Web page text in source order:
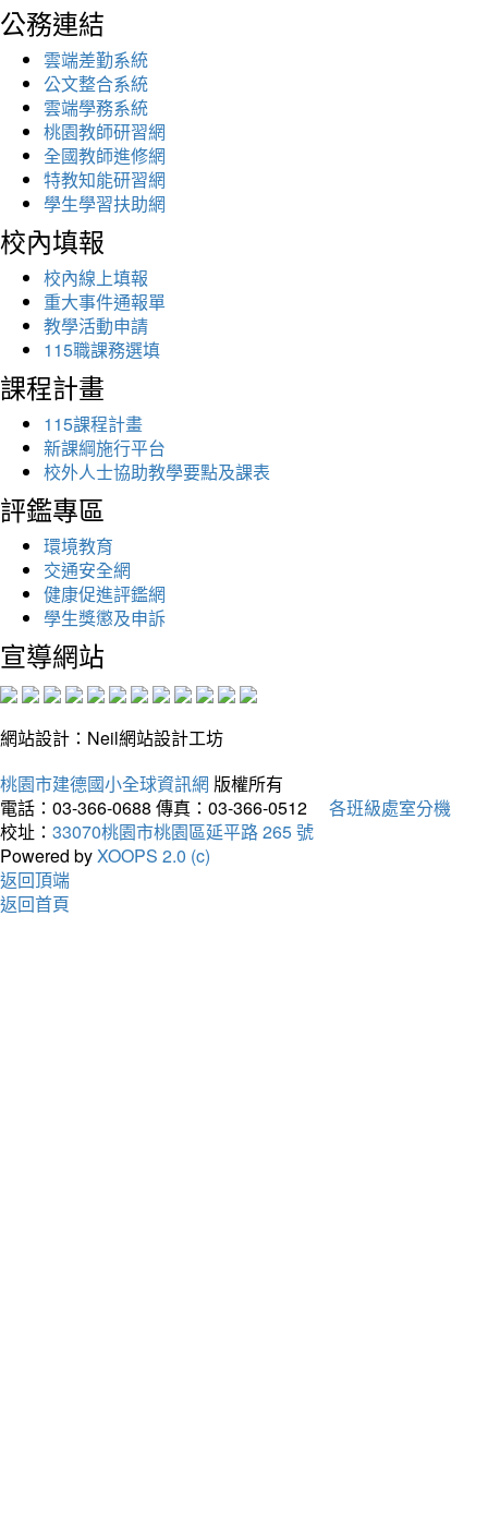
公務連結
雲端差勤系統
公文整合系統
雲端學務系統
桃園教師研習網
全國教師進修網
特教知能研習網
學生學習扶助網
校內填報
校內線上填報
重大事件通報單
教學活動申請
115職課務選填
課程計畫
115課程計畫
新課綱施行平台
校外人士協助教學要點及課表
評鑑專區
環境教育
交通安全網
健康促進評鑑網
學生獎懲及申訴
宣導網站
網站設計：Neil網站設計工坊
桃園市建德國小全球資訊網 版權所有
電話：03-366-0688 傳真：03-366-0512
各班級處室分機
校址： 33070桃園市桃園區延平路 265 號
Powered byXOOPS 2.0 (c)
返回頂端
返回首頁